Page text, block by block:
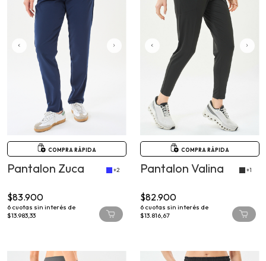
COMPRA RÁPIDA
Pantalon Zuca +2
$83.900
6 cuotas sin interés de
$13.983,33
COMPRA RÁPIDA
Pantalon Valina +1
$82.900
6 cuotas sin interés de
$13.816,67